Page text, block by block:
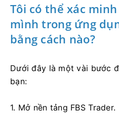
Tôi có thể xác
mình trong ứng
bằng cách nào?
Dưới đây là một vài bước
bạn:
1. Mở nền tảng FBS Trader.